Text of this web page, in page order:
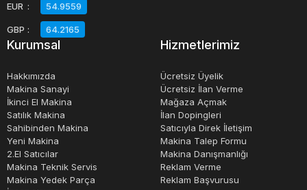
Paletli yükleyicilerin birçok avantajı vardır. Özellikle dar
alanlarda çalışmak için idealdirler. Paletli yükleyiciler,
tekerlekli yükleyicilere göre daha az yer kaplarlar ve daha
yükleyiciler daha fazla yük kapasitesine sahip olabilirler.
Paletli yükleyicilerin kullanımı oldukça kolaydır.
Operatörler, genellikle kabin içindeki kontrol panelleri
üzerinden yükleyiciyi kontrol ederler. Hidrolik kollar ile
kontrol edilen yükleyiciler, malzemelerin yüklenmesi ve
EUR : 54.9559
GBP : 64.2165
Kurumsal
Hakkımızda
Makina Sanayi
İkinci El Makina
Satılık Makina
Sahibinden Makina
Yeni Makina
2.El Satıcılar
Makina Teknik Servis
Makina Yedek Parça
Hizmetlerimiz
Ücretsiz Üyelik
Ücretsiz İlan Verme
Mağaza Açmak
İlan Dopingleri
Satıcıyla Direk İletişim
Makina Talep Formu
Makina Danışmanlığı
Reklam Verme
Reklam Başvurusu